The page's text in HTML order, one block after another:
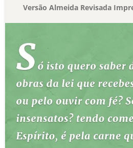
Versão Almeida Revisada